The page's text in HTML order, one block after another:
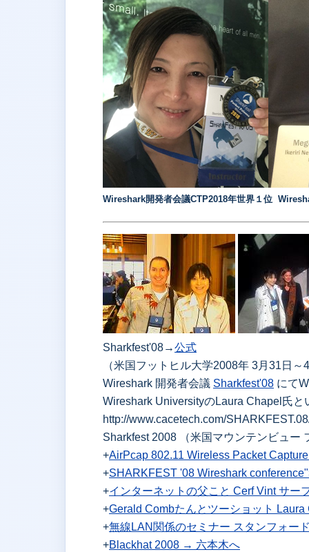
Wireshark開発者会議CTP2018年世界１位
Sharkfest'08→公式
（米国フットヒル大学2008年 3月31日～
Wireshark 開発者会議 Sharkfest'08 にて
Wireshark UniversityのLaura Chapel氏
http://www.cacetech.com/
Sharkfest 2008 （米国マウンテンビュー
+AirPcap 802.11 Wireless Packet
+SHARKFEST '08 Wireshark
+インターネットの父こと Cerf Vint サー
+Gerald Combたんとツーショット
+無線LAN関係のセミナー スタンフォー
+Blackhat 2008 → 六本木へ